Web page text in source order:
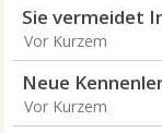
Sie vermeidet
Vor Kurzem
Neue
Vor Kurzem